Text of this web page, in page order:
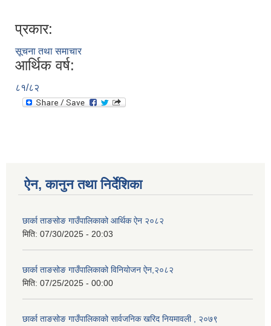
प्रकार:
सूचना तथा समाचार
आर्थिक वर्ष:
८१/८२
ऐन, कानुन तथा निर्देशिका
छार्का ताङसोङ गाउँपालिकाको आर्थिक ऐन २०८२
मिति: 07/30/2025 - 20:03
छार्का ताङसोङ गाउँपालिकाको विनियोजन ऐन,२०८२
मिति: 07/25/2025 - 00:00
छार्का ताङसोङ गाउँपालिकाको सार्वजनिक खरिद नियमावली , २०७९